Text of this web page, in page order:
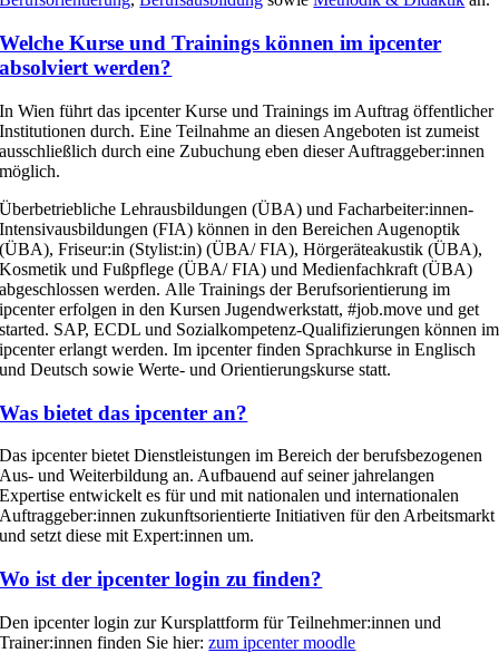
Welche Kurse und Trainings können im ipcenter
absolviert werden?
In Wien führt das ipcenterKurse und Trainings im Auftrag öffentlicher
Institutionen durch. Eine Teilnahme an diesen Angeboten ist zumeist
ausschließlich durch eine Zubuchung eben dieser Auftraggeber:innen
möglich.
Überbetriebliche Lehrausbildungen (ÜBA) und Facharbeiter:innen-
Intensivausbildungen (FIA) können in den Bereichen Augenoptik
(ÜBA), Friseur:in (Stylist:in) (ÜBA/ FIA), Hörgeräteakustik (ÜBA),
Kosmetik und Fußpflege (ÜBA/ FIA) und Medienfachkraft (ÜBA)
abgeschlossen werden. Alle Trainings derBerufsorientierung im
ipcentererfolgen in den Kursen Jugendwerkstatt, #job.move und get
started. SAP, ECDL und Sozialkompetenz-Qualifizierungen können im
ipcenter erlangt werden. Im ipcenter finden Sprachkurse in Englisch
und Deutsch sowie Werte- und Orientierungskurse statt.
Was bietet das ipcenter an?
Das ipcenter bietet Dienstleistungen im Bereich der berufsbezogenen
Aus- und Weiterbildung an. Aufbauend auf seiner jahrelangen
Expertise entwickelt es für und mit nationalen und internationalen
Auftraggeber:innen zukunftsorientierte Initiativen für den Arbeitsmarkt
und setzt diese mit Expert:innen um.
Wo ist der ipcenter login zu finden?
Den ipcenter login zur Kursplattform für Teilnehmer:innen und
Trainer:innen finden Sie hier:zum ipcenter moodle